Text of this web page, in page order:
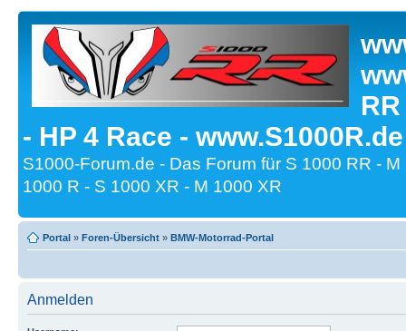
- HP 4 Race -
S1000-Forum.de - Das Forum für S 1000 RR -
1000 R - S 1000 XR - M 1000 XR
Portal » Foren-Übersicht » BMW-Motorrad-Portal
Anmelden